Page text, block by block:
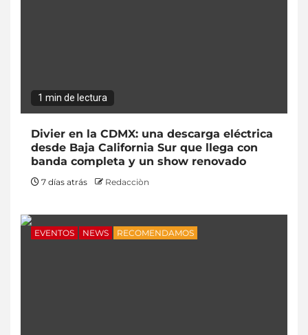
1 min de lectura
Divier en la CDMX: una descarga eléctrica
desde Baja California Sur que llega con
banda completa y un show renovado
7 días atrás Redacciòn
EVENTOS NEWS RECOMENDAMOS